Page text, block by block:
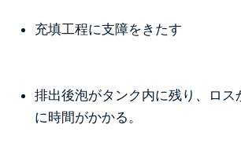
充填工程に支障をきたす
排出後泡がタンク内に残り、ロス
に時間がかかる。